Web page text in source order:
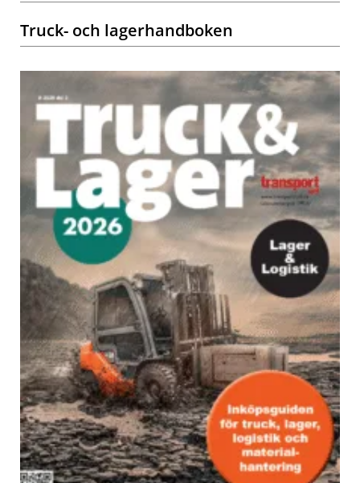
Truck- och lagerhandboken